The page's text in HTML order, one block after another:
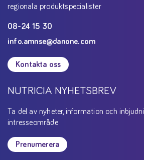
regionala produktspecialister
08-24 15 30
info.amnse@danone.com
Kontakta oss
NUTRICIA NYHETSBREV
Ta del av nyheter, information och
intresseområde
Prenumerera